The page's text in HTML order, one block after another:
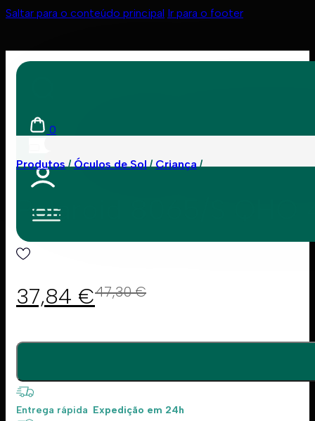
Saltar para o conteúdo principal Ir para o footer
0
Produtos Óculos de Sol Criança
Polaroid 8065/S QHO
47,30€
37,84 €
Entrega rápida Expedição em 24h